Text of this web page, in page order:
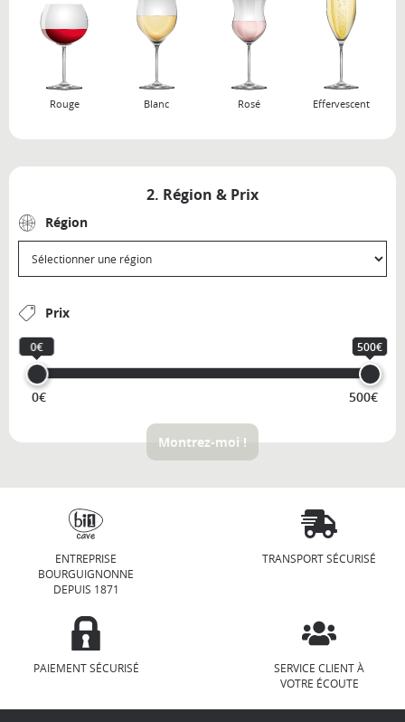
Rouge Blanc Rosé Effervescent
2. Région & Prix
Région
Prix
0€ 500€
0€ 500€
Montrez-moi !
ENTREPRISE
BOURGUIGNONNE
DEPUIS 1871
TRANSPORT SÉCURISÉ
PAIEMENT SÉCURISÉ
SERVICE CLIENT À
VOTRE ÉCOUTE